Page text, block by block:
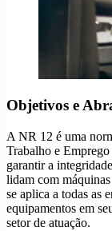
Objetivos e
A NR 12 é uma
Trabalho e
garantir a
lidam com
se aplica a todas as
equipamentos em
setor de atuação.